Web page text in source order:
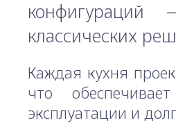
классических
Каждая кухня
что
эксплуатации и